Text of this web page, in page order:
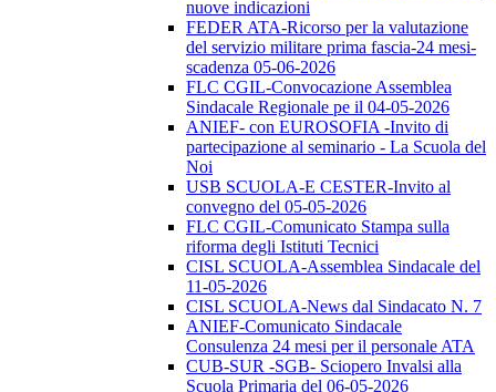
nuove indicazioni
FEDER ATA-Ricorso per la valutazione
del servizio militare prima fascia-24 mesi-
scadenza 05-06-2026
FLC CGIL-Convocazione Assemblea
Sindacale Regionale pe il 04-05-2026
ANIEF- con EUROSOFIA -Invito di
partecipazione al seminario - La Scuola del
Noi
USB SCUOLA-E CESTER-Invito al
convegno del 05-05-2026
FLC CGIL-Comunicato Stampa sulla
riforma degli Istituti Tecnici
CISL SCUOLA-Assemblea Sindacale del
11-05-2026
CISL SCUOLA-News dal Sindacato N. 7
ANIEF-Comunicato Sindacale
Consulenza 24 mesi per il personale ATA
CUB-SUR -SGB- Sciopero Invalsi alla
Scuola Primaria del 06-05-2026